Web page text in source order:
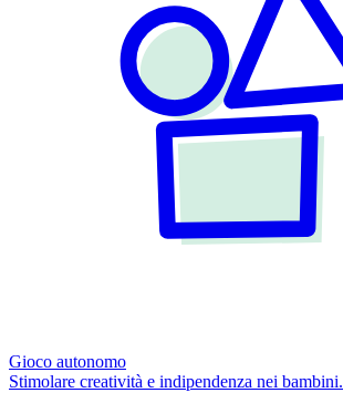
Gioco autonomo
Stimolare creatività e indipendenza nei bambini.